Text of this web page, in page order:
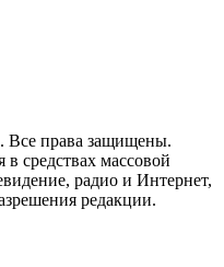
Все права защищены.
средствах массовой
радио и Интернет,
редакции.